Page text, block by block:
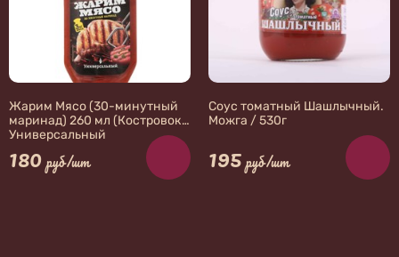
Жарим Мясо (30-минутный
маринад) 260 мл (Костровок)
Универсальный
180 руб/шт
Соус томатный Шашлычный.
Можга / 530г
195 руб/шт